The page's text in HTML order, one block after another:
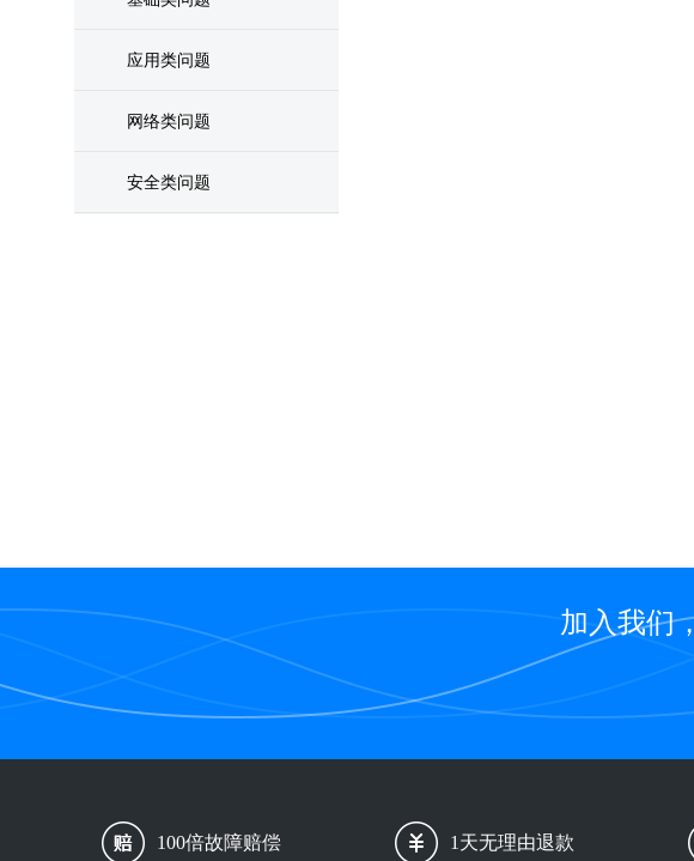
应用类问题
网络类问题
安全类问题
加入我们
100倍故障赔偿 1天无理由退款